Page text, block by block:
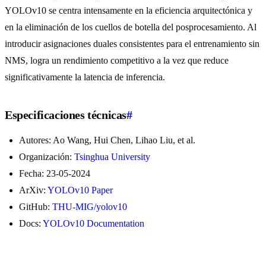
YOLOv10 se centra intensamente en la eficiencia arquitectónica y
en la eliminación de los cuellos de botella del posprocesamiento. Al
introducir asignaciones duales consistentes para el entrenamiento sin
NMS, logra un rendimiento competitivo a la vez que reduce
significativamente la latencia de inferencia.
Especificaciones técnicas#
Autores: Ao Wang, Hui Chen, Lihao Liu, et al.
Organización: Tsinghua University
Fecha: 23-05-2024
ArXiv: YOLOv10 Paper
GitHub: THU-MIG/yolov10
Docs: YOLOv10 Documentation